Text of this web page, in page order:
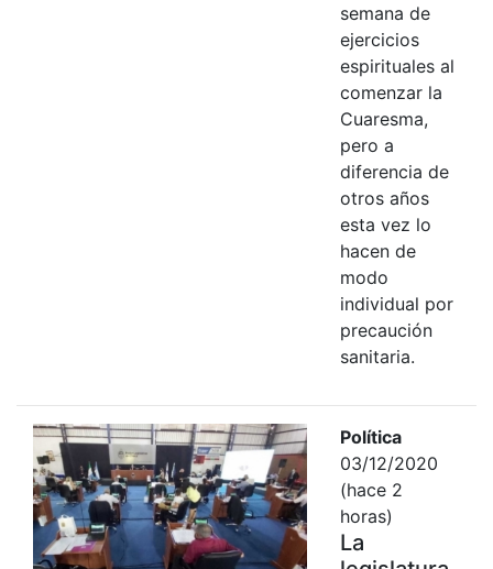
semana de
ejercicios
espirituales al
comenzar la
Cuaresma,
pero a
diferencia de
otros años
esta vez lo
hacen de
modo
individual por
precaución
sanitaria.
Política
03/12/2020
(hace 2
horas)
La